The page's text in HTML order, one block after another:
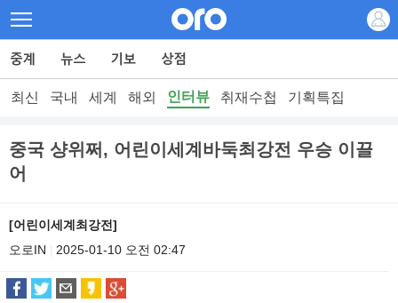
최신 국내 세계 해외 인터뷰 취재수첩 기획특집
중국 샹위쩌, 어린이세계바둑최강전 우승 이끌
어
[어린이세계최강전]
오로IN
2025-01-10 오전 02:47